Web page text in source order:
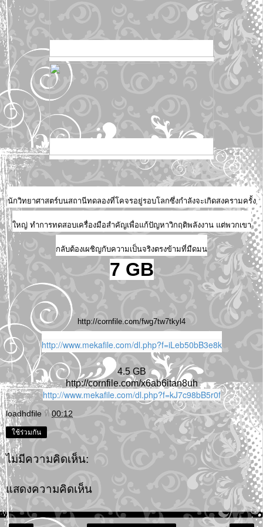
นักวิทยาศาสตร์บนสถานีทดลองที่โคจรอยู่รอบโลกซึ่งกำลังจะเกิดสงครามครั้ง
ใหญ่ ทำการทดสอบเครื่องมือสำคัญเพื่อแก้ปัญหาวิกฤติพลังงาน แต่พวกเขา
กลับต้องเผชิญกับความเป็นจริงตรงข้ามที่มืดมน
7 GB
http://cornfile.com/fwg7tw7tkyl4
http://www.mekafile.com/dl.php?f=iLeb50bB3e8k
4.5 GB
http://cornfile.com/x6ab6itan8uh
http://www.mekafile.com/dl.php?f=kJ7c98bB5r0f
loadhdfile ที่ 00:12
ใช้ร่วมกัน
ไม่มีความคิดเห็น:
แสดงความคิดเห็น